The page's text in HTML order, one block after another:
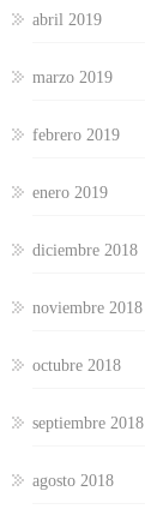
abril 2019
marzo 2019
febrero 2019
enero 2019
diciembre 2018
noviembre 2018
octubre 2018
septiembre 2018
agosto 2018